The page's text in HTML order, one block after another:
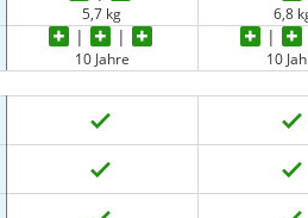
5,7 kg 6,8
10 Jahre 10